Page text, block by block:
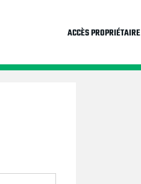
ACCÈS PROPRIÉTAIRE